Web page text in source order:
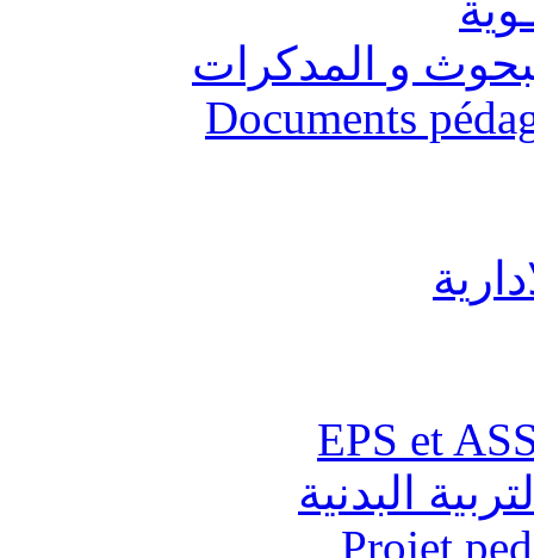
و المدكرات
Documents
البدنية
Projet